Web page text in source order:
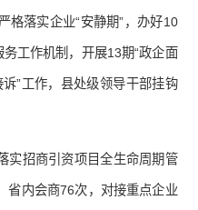
格落实企业“安静期”，办好10
工作机制，开展13期“政企面
”工作，县处级领导干部挂钩
实招商引资项目全生命周期管
省内会商76次，对接重点企业